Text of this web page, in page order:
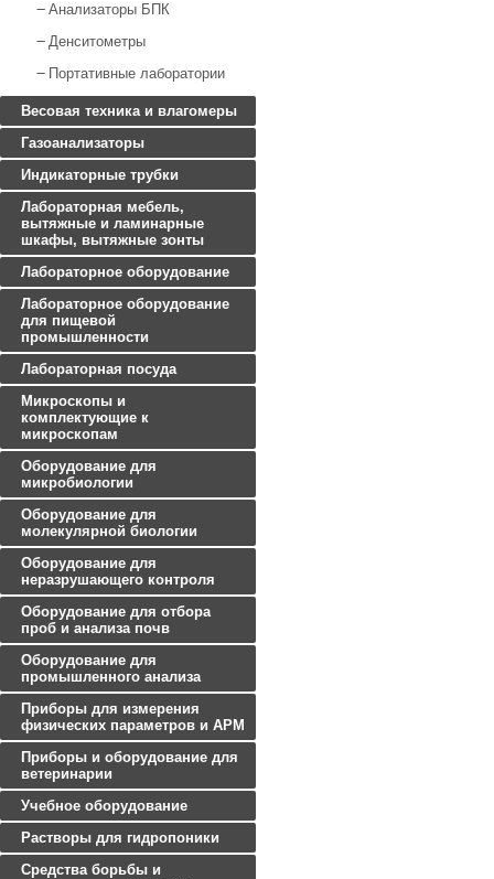
Анализаторы БПК
Денситометры
Портативные лаборатории
Весовая техника и влагомеры
Газоанализаторы
Индикаторные трубки
Лабораторная мебель,
вытяжные и ламинарные
шкафы, вытяжные зонты
Лабораторное оборудование
Лабораторное оборудование
для пищевой
промышленности
Лабораторная посуда
Микроскопы и
комплектующие к
микроскопам
Оборудование для
микробиологии
Оборудование для
молекулярной биологии
Оборудование для
неразрушающего контроля
Оборудование для отбора
проб и анализа почв
Оборудование для
промышленного анализа
Приборы для измерения
физических параметров и АРМ
Приборы и оборудование для
ветеринарии
Учебное оборудование
Растворы для гидропоники
Средства борьбы и